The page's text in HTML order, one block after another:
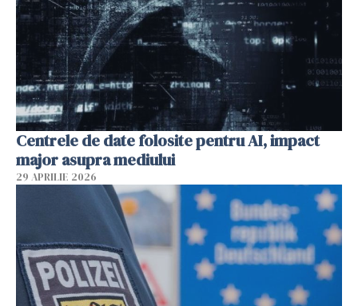
Centrele de date folosite pentru AI, impact
major asupra mediului
29 APRILIE 2026